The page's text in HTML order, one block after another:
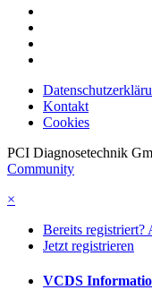
Kontakt
Cookies
PCI Diagnosetechnik
Community
×
Bereits registriert?
Jetzt registrieren
VCDS